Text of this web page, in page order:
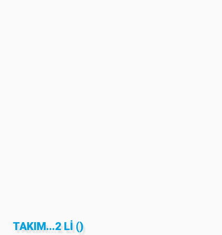
TAKIM...2 LI ()